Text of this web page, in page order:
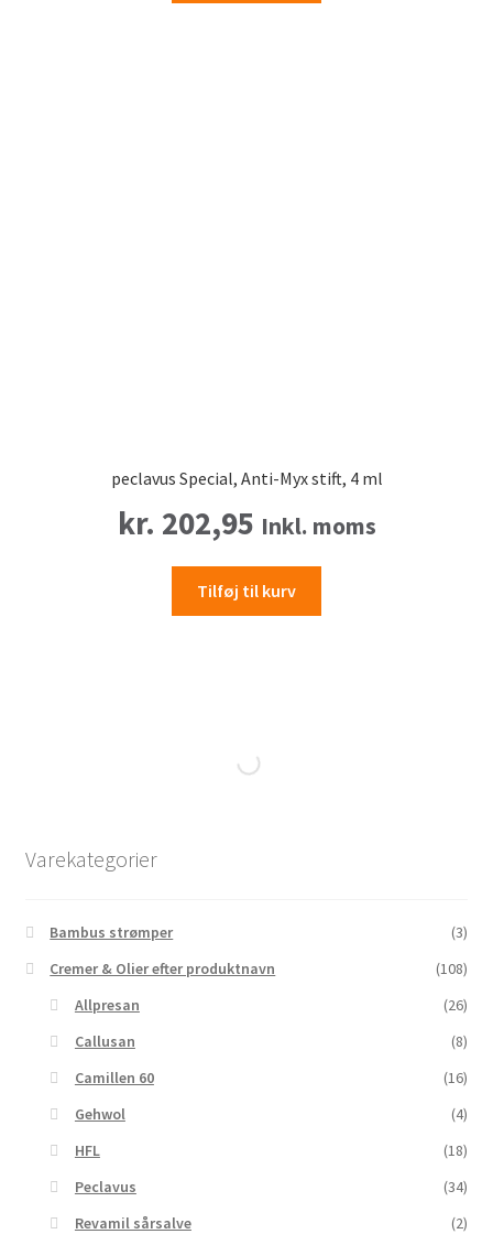
peclavus Special, Anti-Myx stift, 4 ml
kr. 202,95 Inkl. moms
Tilføj til kurv
Varekategorier
Bambus strømper
(3)
Cremer & Olier efter produktnavn
(108)
Allpresan
(26)
Callusan
(8)
Camillen 60
(16)
Gehwol
(4)
HFL
(18)
Peclavus
(34)
Revamil sårsalve
(2)